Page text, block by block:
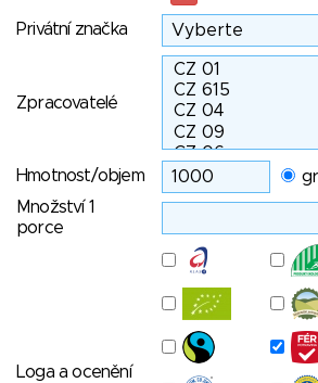
Privátní značka
Zpracovatelé
Hmotnost/objem gr
Množství 1
porce
Loga a ocenění